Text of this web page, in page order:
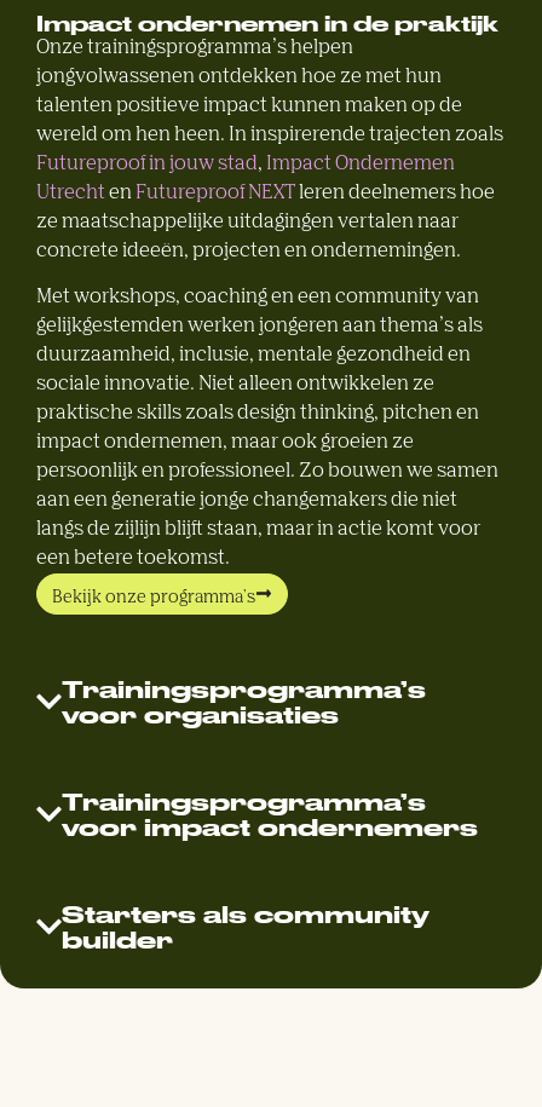
Impact ondernemen in de praktijk
Onze trainingsprogramma’s helpen
jongvolwassenen ontdekken hoe ze met hun
talenten positieve impact kunnen maken op de
wereld om hen heen. In inspirerende trajecten zoals
Futureproof in jouw stad, Impact Ondernemen
Utrechten Futureproof NEXT leren deelnemers hoe
ze maatschappelijke uitdagingen vertalen naar
concrete ideeën, projecten en ondernemingen.
Met workshops, coaching en een community van
gelijkgestemden werken jongeren aan thema’s als
duurzaamheid, inclusie, mentale gezondheid en
sociale innovatie. Niet alleen ontwikkelen ze
praktische skills zoals design thinking, pitchen en
impact ondernemen, maar ook groeien ze
persoonlijk en professioneel. Zo bouwen we samen
aan een generatie jonge changemakers die niet
langs de zijlijn blijft staan, maar in actie komt voor
een betere toekomst.
Bekijk onze programma's
Trainingsprogramma’s
voor organisaties
Trainingsprogramma’s
voor impact ondernemers
Starters als community
builder